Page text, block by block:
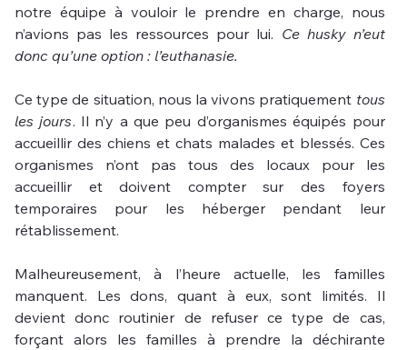
notre équipe à vouloir le prendre en charge, nous
n’avions pas les ressources pour lui. Ce husky n’eut
donc qu’une option : l’euthanasie.
Ce type de situation, nous la vivons pratiquement tous
les jours. Il n’y a que peu d’organismes équipés pour
accueillir des chiens et chats malades et blessés. Ces
organismes n’ont pas tous des locaux pour les
accueillir et doivent compter sur des foyers
temporaires pour les héberger pendant leur
rétablissement.
Malheureusement, à l’heure actuelle, les familles
manquent. Les dons, quant à eux, sont limités. Il
devient donc routinier de refuser ce type de cas,
forçant alors les familles à prendre la déchirante